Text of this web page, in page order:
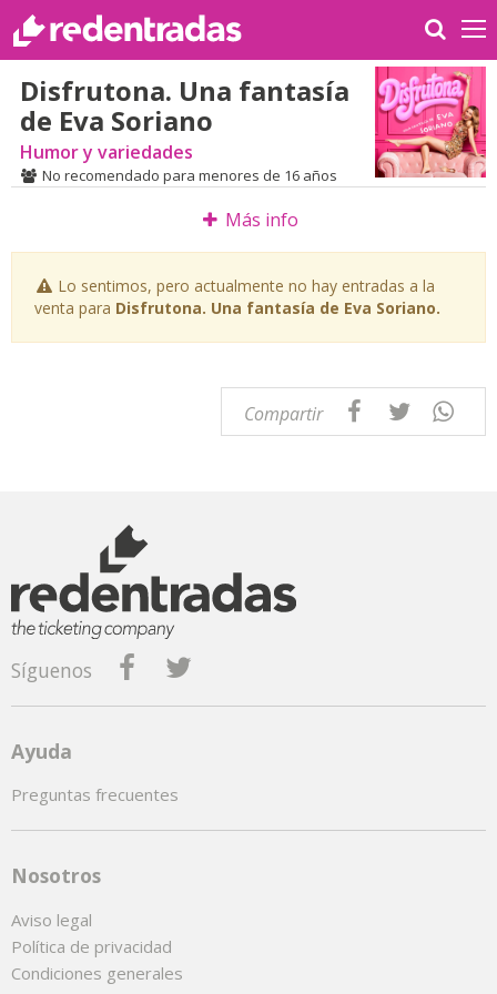
Disfrutona. Una fantasía
de Eva Soriano
Humor y variedades
No recomendado para menores de 16 años
Más info
Lo sentimos, pero actualmente no hay entradas a la
venta para Disfrutona. Una fantasía de Eva Soriano.
Compartir
Síguenos
Ayuda
Preguntas frecuentes
Nosotros
Aviso legal
Política de privacidad
Condiciones generales